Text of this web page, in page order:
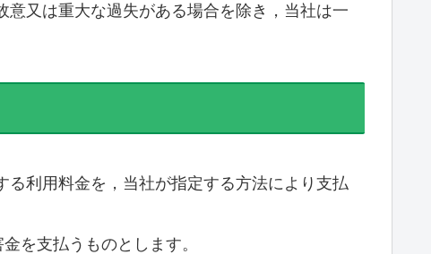
又は重大な過失がある場合を除き，当社は一
利用料金を，当社が指定する方法により支払
を支払うものとします。